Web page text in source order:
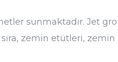
sunmaktadır. Jet
zemin etütleri,